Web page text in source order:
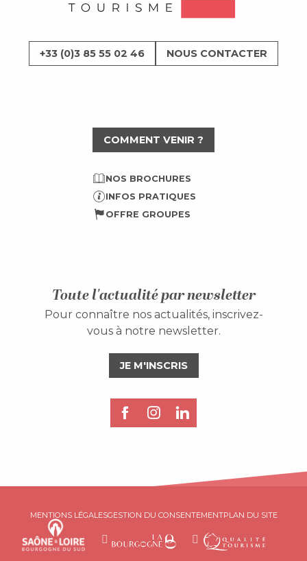
COMMENT VENIR ?
NOS BROCHURES
INFOS PRATIQUES
OFFRE GROUPES
+33 (0)3 85 55 02 46 NOUS CONTACTER
Toute l'actualité par newsletter
Pour connaître nos actualités, inscrivez-
vous à notre newsletter.
JE M'INSCRIS
MENTIONS LÉGALESGESTION DU CONSENTEMENTPLAN DU SITE